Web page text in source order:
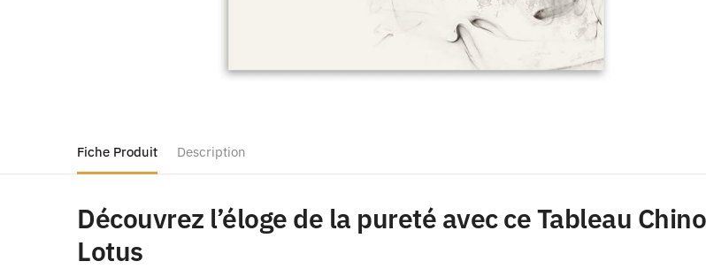
Fiche Produit Description
Découvrez l’éloge de la pureté avec ce Tableau
Lotus